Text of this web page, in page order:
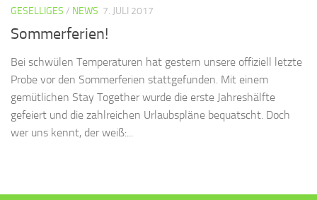
GESELLIGES / NEWS 7. JULI 2017
Sommerferien!
Bei schwülen Temperaturen hat gestern unsere offiziell letzte
Probe vor den Sommerferien stattgefunden. Mit einem
gemütlichen Stay Together wurde die erste Jahreshälfte
gefeiert und die zahlreichen Urlaubspläne bequatscht. Doch
wer uns kennt, der weiß:...